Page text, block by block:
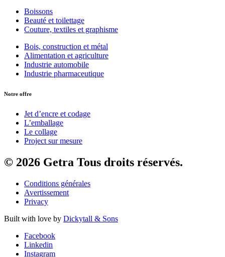
Boissons
Beauté et toilettage
Couture, textiles et graphisme
Bois, construction et métal
Alimentation et agriculture
Industrie automobile
Industrie pharmaceutique
Notre offre
Jet d’encre et codage
L’emballage
Le collage
Project sur mesure
© 2026 Getra Tous droits réservés.
Conditions générales
Avertissement
Privacy
Built with love by Dickytall & Sons
Facebook
Linkedin
Instagram